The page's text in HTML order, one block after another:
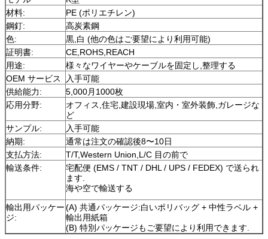
材料:
PE (ポリエチレン)
鋼釘:
高炭素鋼
色:
黒,白 (他の色はご要望により利用可能)
証明書:
CE,ROHS,REACH
用途:
様々なワイヤーやケーブルを固定し,整理する
OEM サービス
入手可能
供給能力:
5,000月1000枚
応用分野:
オフィス,住宅,建設現場,室内・室外装飾,ガレージな
ど
サンプル:
入手可能
納期:
通常は注文の確認後8〜10日
支払方法:
T/T,Western Union,L/C 目の前で
輸送条件:
宅配便 (EMS / TNT / DHL / UPS / FEDEX) で送られ
ます.
海や空で輸送する
輸出用パッケー
ジ:
(A) 共通パッケージ:白いポリバッグ + 中性ラベル +
輸出用紙箱
(B) 特別パッケージもご要望により利用できます.